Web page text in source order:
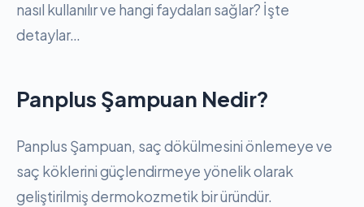
nasıl kullanılır ve hangi faydaları sağlar? İşte
detaylar…
Panplus Şampuan Nedir?
Panplus Şampuan, saç dökülmesini önlemeye ve
saç köklerini güçlendirmeye yönelik olarak
geliştirilmiş dermokozmetik bir üründür.